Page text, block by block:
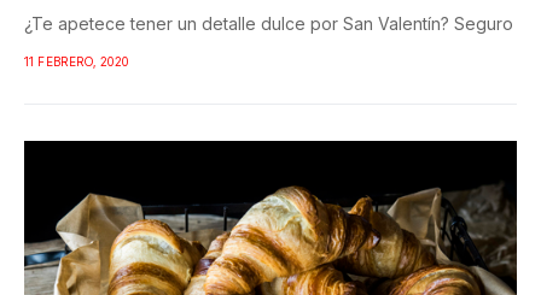
¿Te apetece tener un detalle dulce por San Valentín? Seguro
11 FEBRERO, 2020